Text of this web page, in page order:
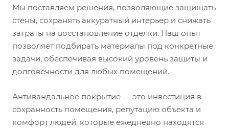
Мы поставляем решения, позволяющие защищать
стены, сохранять аккуратный интерьер и снижать
затраты на восстановление отделки. Наш опыт
позволяет подбирать материалы под конкретные
задачи, обеспечивая высокий уровень защиты и
долговечности для любых помещений.
Антивандальное покрытие — это инвестиция в
сохранность помещения, репутацию объекта и
комфорт людей, которые ежедневно находятся